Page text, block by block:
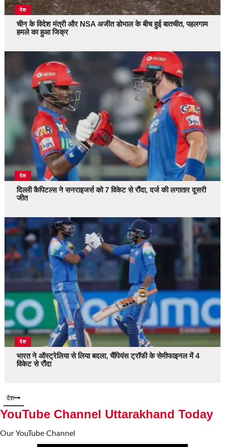
देश
चीन के विदेश मंत्री और NSA अजीत डोभाल के बीच हुई बातचीत, पहलगाम
हमले का हुआ जिक्र
देश
दिल्ली कैपिटल्स ने सनराइजर्स को 7 विकेट से रौंदा, दर्ज की लगातार दूसरी
जीत
देश
भारत ने ऑस्ट्रेलिया से लिया बदला, चैंपियंस ट्रॉफी के सेमीफाइनल में 4
विकेट से रौंदा
देश
YouTube Channel Uttarakhand Today
Our YouTube Channel